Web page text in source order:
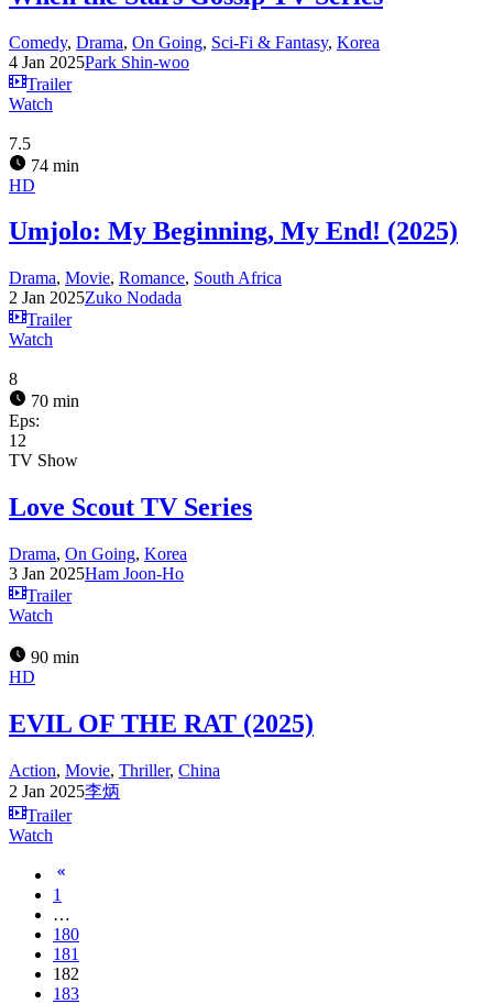
Comedy, Drama, On Going, Sci-Fi & Fantasy, Korea
4 Jan 2025Park Shin-woo
Trailer
Watch
7.5
74 min
HD
Umjolo: My Beginning, My End! (2025)
Drama, Movie, Romance, South Africa
2 Jan 2025Zuko Nodada
Trailer
Watch
8
70 min
Eps:
12
TV Show
Love Scout TV Series
Drama, On Going, Korea
3 Jan 2025Ham Joon-Ho
Trailer
Watch
90 min
HD
EVIL OF THE RAT (2025)
Action, Movie, Thriller, China
2 Jan 2025李炳
Trailer
Watch
1
…
180
181
182
183